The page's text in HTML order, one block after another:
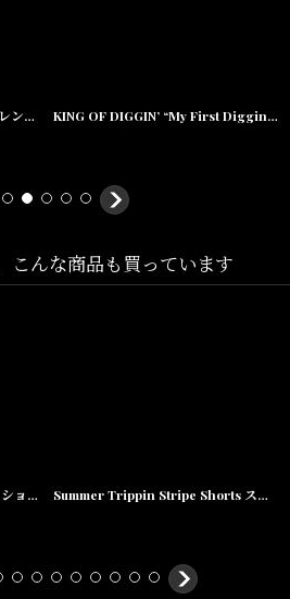
裾幅:33cm,股上:32cm,股下:20cm)
裾幅:35cm,股上:34cm,股下:22cm)
French Logo S/S Tee WHT フレンチ ロゴ 半袖 Tシャツ KING OF DIGGIN’ “My First Diggin” Cassette Player カセット プレーヤー
こんな商品も買っています
Washed Denim Shorts デニム ショーツ カーゴ ショート パンツ Vintage ビンテージ Paisley ペイズリー Summer Trippin Stripe Shorts ストライプ メキシカン ショーツ